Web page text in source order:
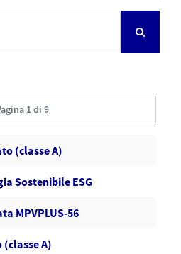
1 di 9
(classe A)
Sostenibile ESG
MPVPLUS-56
(classe A)